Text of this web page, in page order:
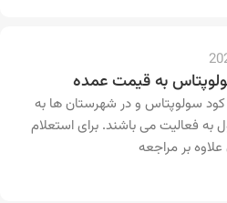
به قیمت عمده
سولوپتاس و در شهرستان ها به
فعالیت می باشند. برای استعلام
بر مراجعه